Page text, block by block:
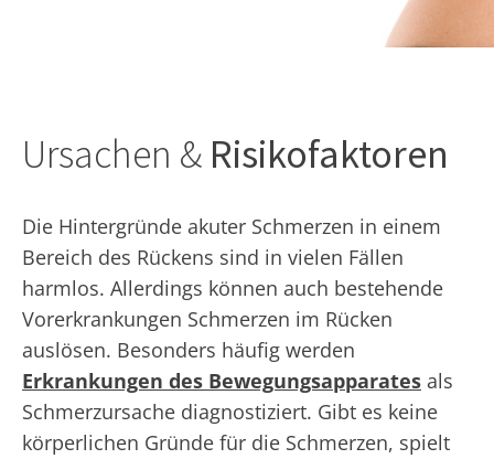
Ursachen & Risikofaktoren
Die Hintergründe akuter Schmerzen in einem
Bereich des Rückens sind in vielen Fällen
harmlos. Allerdings können auch bestehende
Vorerkrankungen Schmerzen im Rücken
auslösen. Besonders häufig werden
Erkrankungen des Bewegungsapparates als
Schmerzursache diagnostiziert. Gibt es keine
körperlichen Gründe für die Schmerzen, spielt